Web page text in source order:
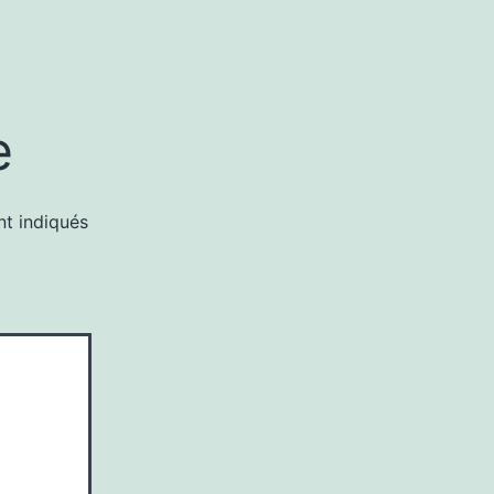
indiqués